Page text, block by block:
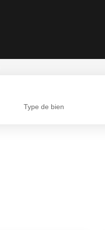
Type de bien